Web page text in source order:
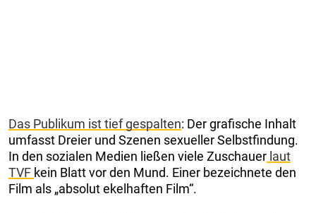
Das Publikum ist tief gespalten: Der grafische Inhalt
umfasst Dreier und Szenen sexueller Selbstfindung.
In den sozialen Medien ließen viele Zuschauer laut
TVF kein Blatt vor den Mund. Einer bezeichnete den
Film als „absolut ekelhaften Film“.